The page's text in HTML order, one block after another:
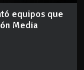
equipos que
Media